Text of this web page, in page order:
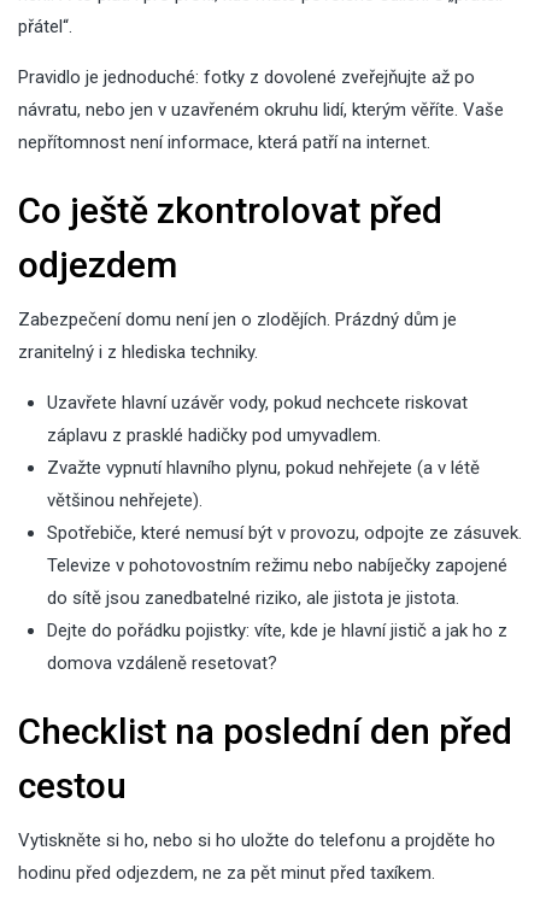
přátel“.
Pravidlo je jednoduché: fotky z dovolené zveřejňujte až po
návratu, nebo jen v uzavřeném okruhu lidí, kterým věříte. Vaše
nepřítomnost není informace, která patří na internet.
Co ještě zkontrolovat před
odjezdem
Zabezpečení domu není jen o zlodějích. Prázdný dům je
zranitelný i z hlediska techniky.
Uzavřete hlavní uzávěr vody, pokud nechcete riskovat
záplavu z prasklé hadičky pod umyvadlem.
Zvažte vypnutí hlavního plynu, pokud nehřejete (a v létě
většinou nehřejete).
Spotřebiče, které nemusí být v provozu, odpojte ze zásuvek.
Televize v pohotovostním režimu nebo nabíječky zapojené
do sítě jsou zanedbatelné riziko, ale jistota je jistota.
Dejte do pořádku pojistky: víte, kde je hlavní jistič a jak ho z
domova vzdáleně resetovat?
Checklist na poslední den před
cestou
Vytiskněte si ho, nebo si ho uložte do telefonu a projděte ho
hodinu před odjezdem, ne za pět minut před taxíkem.